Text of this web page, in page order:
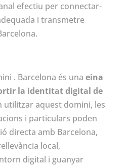
efectiu per connectar-
i transmetre
. Barcelona és una eina
la identitat digital de
utilitzar aquest domini, les
i particulars poden
directa amb Barcelona,
local,
digital i guanyar